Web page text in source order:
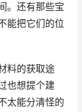
。还有那些宝
能把它们的位
料的获取途
也想提个建
太能分清怪的